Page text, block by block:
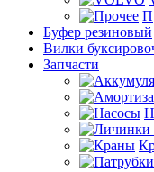
Буфер резиновый
Вилки
Запчасти